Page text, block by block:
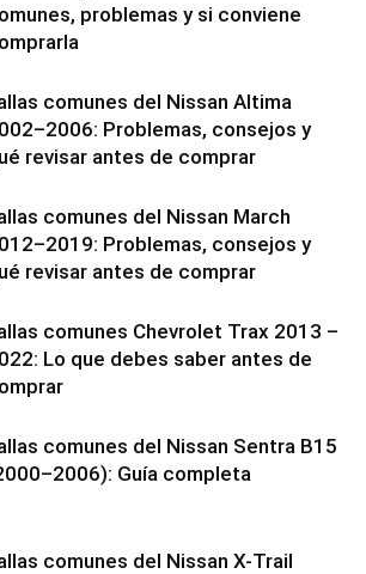
problemas y si conviene
comunes del Nissan Altima
Problemas, consejos y
revisar antes de comprar
comunes del Nissan March
Problemas, consejos y
revisar antes de comprar
comunes Chevrolet Trax 2013 –
Lo que debes saber antes de
comunes del Nissan Sentra B15
Guía completa
comunes del Nissan X-Trail